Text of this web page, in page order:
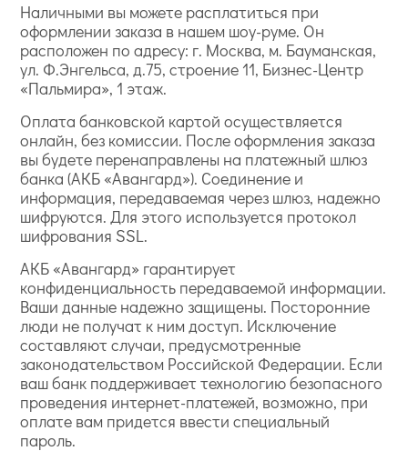
Наличными вы можете расплатиться при
оформлении заказа в нашем шоу-руме. Он
расположен по адресу: г. Москва, м. Бауманская,
ул. Ф.Энгельса, д.75, строение 11, Бизнес-Центр
«Пальмира», 1 этаж.
Оплата банковской картой осуществляется
онлайн, без комиссии. После оформления заказа
вы будете перенаправлены на платежный шлюз
банка (АКБ «Авангард»). Соединение и
информация, передаваемая через шлюз, надежно
шифруются. Для этого используется протокол
шифрования SSL.
АКБ «Авангард» гарантирует
конфиденциальность передаваемой информации.
Ваши данные надежно защищены. Посторонние
люди не получат к ним доступ. Исключение
составляют случаи, предусмотренные
законодательством Российской Федерации. Если
ваш банк поддерживает технологию безопасного
проведения интернет-платежей, возможно, при
оплате вам придется ввести специальный
пароль.